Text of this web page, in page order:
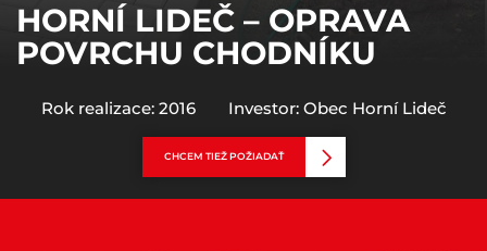
Rok realizace: 2016 Investor: Obec Horní Lideč
HORNÍ LIDEČ – OPRAVA
POVRCHU CHODNÍKU
CHCEM TIEŽ POŽIADAŤ